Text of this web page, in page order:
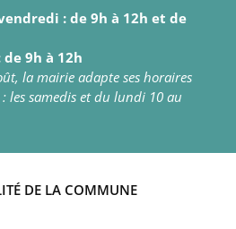
: de 9h à 12h et de
9h à 12h
la mairie adapte ses horaires
les samedis et du lundi 10 au
DE LA COMMUNE